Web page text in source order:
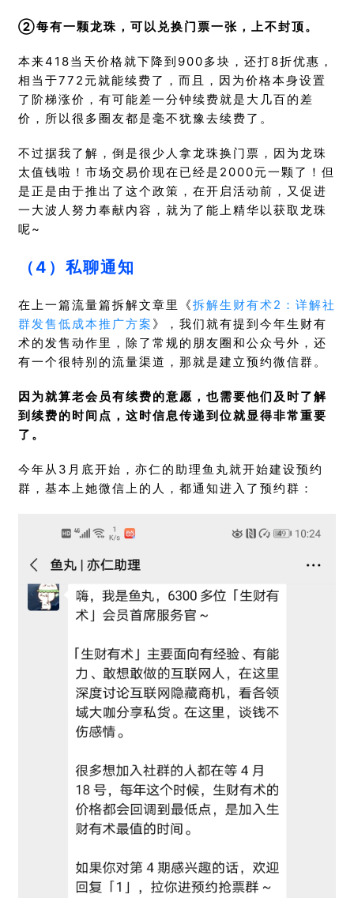
②每有一颗龙珠，可以兑换门票一张，上不封顶。
本来418当天价格就下降到900多块，还打8折优惠，
相当于772元就能续费了，而且，因为价格本身设置
了阶梯涨价，有可能差一分钟续费就是大几百的差
价，所以很多圈友都是毫不犹豫去续费了。
不过据我了解，倒是很少人拿龙珠换门票，因为龙珠
太值钱啦！市场交易价现在已经是2000元一颗了！但
是正是由于推出了这个政策，在开启活动前，又促进
一大波人努力奉献内容，就为了能上精华以获取龙珠
呢~
（4）私聊通知
在上一篇流量篇拆解文章里《拆解生财有术2：详解社
群发售低成本推广方案 》，我们就有提到今年生财有
术的发售动作里，除了常规的朋友圈和公众号外，还
有一个很特别的流量渠道，那就是建立预约微信群。
因为就算老会员有续费的意愿，也需要他们及时了解
到续费的时间点，这时信息传递到位就显得非常重要
了。
今年从3月底开始，亦仁的助理鱼丸就开始建设预约
群，基本上她微信上的人，都通知进入了预约群：